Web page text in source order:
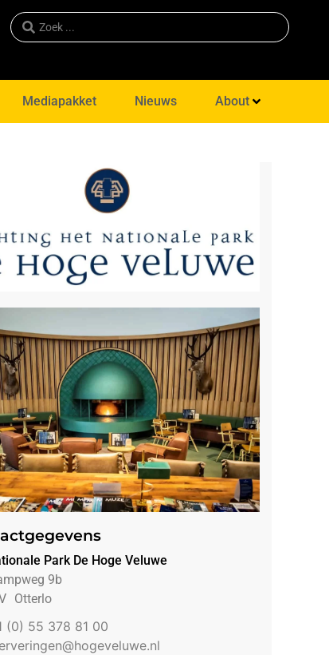
Mediapakket Nieuws About
Park De Hoge Veluwe
9b
Otterlo
(0) 55 378 81 00